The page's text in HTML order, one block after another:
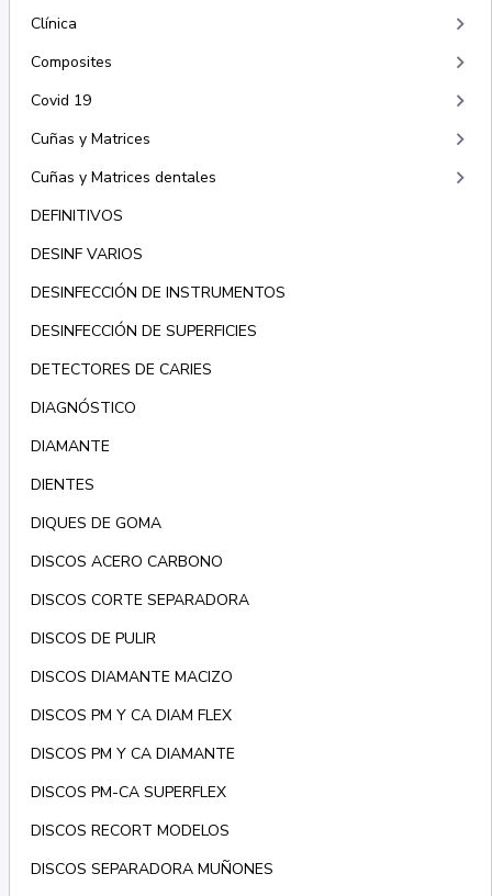
Clínica keyboard_arrow_right
Composites keyboard_arrow_right
Covid 19 keyboard_arrow_right
Cuñas y Matrices keyboard_arrow_right
Cuñas y Matrices dentales keyboard_arrow_right
DEFINITIVOS
DESINF VARIOS
DESINFECCIÓN DE INSTRUMENTOS
DESINFECCIÓN DE SUPERFICIES
DETECTORES DE CARIES
DIAGNÓSTICO
DIAMANTE
DIENTES
DIQUES DE GOMA
DISCOS ACERO CARBONO
DISCOS CORTE SEPARADORA
DISCOS DE PULIR
DISCOS DIAMANTE MACIZO
DISCOS PM Y CA DIAM FLEX
DISCOS PM Y CA DIAMANTE
DISCOS PM-CA SUPERFLEX
DISCOS RECORT MODELOS
DISCOS SEPARADORA MUÑONES